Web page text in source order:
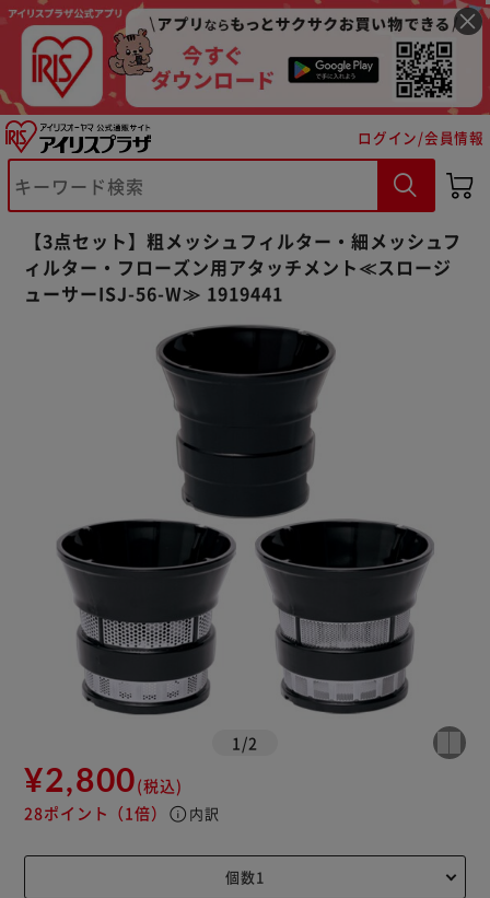
ログイン/会員情報
【3点セット】粗メッシュフィルター・細メッシュフ
ィルター・フローズン用アタッチメント≪スロージ
ューサーISJ-56-W≫ 1919441
1 /2
¥2,800(税込)
28ポイント （1倍） info 内訳
※ご確認ください
カートに入れる 購入手続きへ